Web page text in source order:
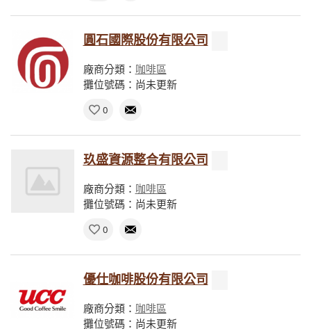
圓石國際股份有限公司
廠商分類： 咖啡區
攤位號碼：尚未更新
0
玖盛資源整合有限公司
廠商分類： 咖啡區
攤位號碼：尚未更新
0
優仕咖啡股份有限公司
廠商分類： 咖啡區
攤位號碼：尚未更新